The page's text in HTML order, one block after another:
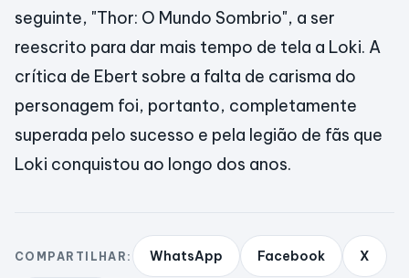
seguinte, "Thor: O Mundo Sombrio", a ser
reescrito para dar mais tempo de tela a Loki. A
crítica de Ebert sobre a falta de carisma do
personagem foi, portanto, completamente
superada pelo sucesso e pela legião de fãs que
Loki conquistou ao longo dos anos.
COMPARTILHAR: WhatsApp Facebook X